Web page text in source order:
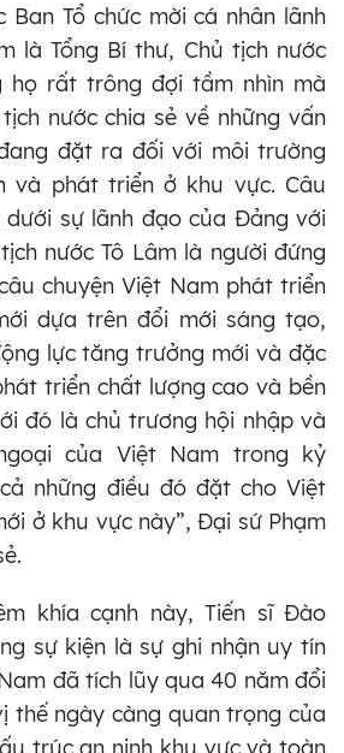
Ban Tổ chức mời cá nhân lãnh
là Tổng Bí thư, Chủ tịch nước
họ rất trông đợi tầm nhìn mà
nước chia sẻ về những vấn
đặt ra đối với môi trường
và phát triển ở khu vực. Câu
dưới sự lãnh đạo của Đảng với
nước Tô Lâm là người đứng
chuyện Việt Nam phát triển
dựa trên đổi mới sáng tạo,
lực tăng trưởng mới và đặc
triển chất lượng cao và bền
đó là chủ trương hội nhập và
của Việt Nam trong kỷ
những điều đó đặt cho Việt
ở khu vực này”, Đại sứ Phạm
khía cạnh này, Tiến sĩ Đào
sự kiện là sự ghi nhận uy tín
đã tích lũy qua 40 năm đổi
thế ngày càng quan trọng của
trúc an ninh khu vực và toàn